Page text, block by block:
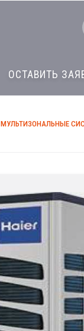
ОСТАВИТЬ
МУЛЬТИЗОНАЛЬНЫЕ